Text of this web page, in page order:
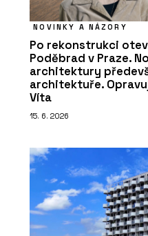
NOVINKY A NÁZORY
Po rekonstrukci
Poděbrad v Praze.
architektury
architektuře.
Víta
15. 6. 2026